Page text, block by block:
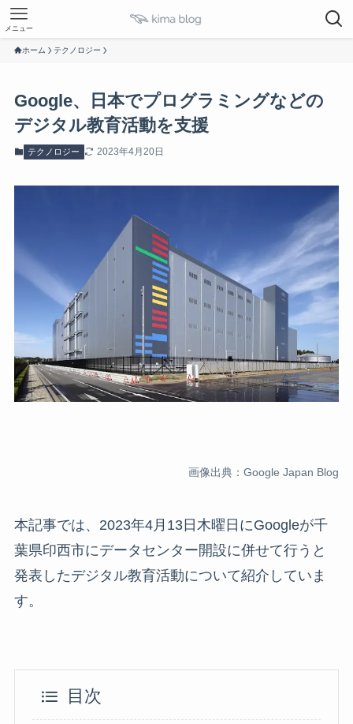
メニュー
ホーム テクノロジー
Google、日本でプログラミングなどの
デジタル教育活動を支援
テクノロジー 2023年4月20日
画像出典：Google Japan Blog
本記事では、2023年4月13日木曜日にGoogleが千
葉県印西市にデータセンター開設に併せて行うと
発表したデジタル教育活動について紹介していま
す。
目次